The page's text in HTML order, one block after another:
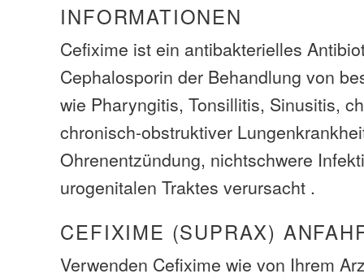
INFORMATIONEN
Cefixime ist ein antibakterielles
Cephalosporin der Behandlung von
wie Pharyngitis, Tonsillitis, Sinusitis,
chronisch-obstruktiver
Ohrenentzündung, nichtschwere
urogenitalen Traktes verursacht .
CEFIXIME (SUPRAX)
Verwenden Cefixime wie von Ihrem